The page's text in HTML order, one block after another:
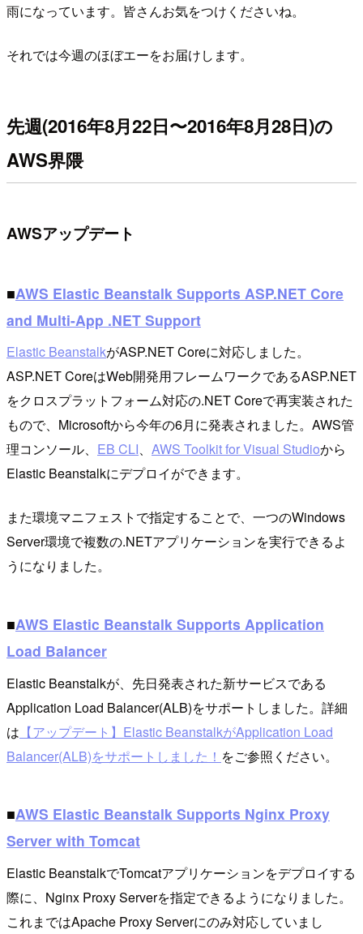
雨になっています。皆さんお気をつけくださいね。
それでは今週のほぼエーをお届けします。
先週(2016年8月22日〜2016年8月28日)の
AWS界隈
AWSアップデート
■AWS Elastic Beanstalk Supports ASP.NET Core
and Multi-App .NET Support
Elastic BeanstalkがASP.NET Coreに対応しました。
ASP.NET CoreはWeb開発用フレームワークであるASP.NET
をクロスプラットフォーム対応の.NET Coreで再実装された
もので、Microsoftから今年の6月に発表されました。AWS管
理コンソール、 EB CLI、 AWS Toolkit for Visual Studioから
Elastic Beanstalkにデプロイができます。
また環境マニフェストで指定することで、一つのWindows
Server環境で複数の.NETアプリケーションを実行できるよ
うになりました。
■AWS Elastic Beanstalk Supports Application
Load Balancer
Elastic Beanstalkが、先日発表された新サービスである
Application Load Balancer(ALB)をサポートしました。詳細
は 【アップデート】Elastic BeanstalkがApplication Load
Balancer(ALB)をサポートしました！ をご参照ください。
■AWS Elastic Beanstalk Supports Nginx Proxy
Server with Tomcat
Elastic BeanstalkでTomcatアプリケーションをデプロイする
際に、Nginx Proxy Serverを指定できるようになりました。
これまではApache Proxy Serverにのみ対応していまし